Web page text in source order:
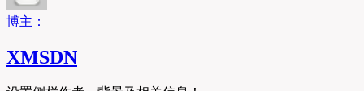
博主：
XMSDN